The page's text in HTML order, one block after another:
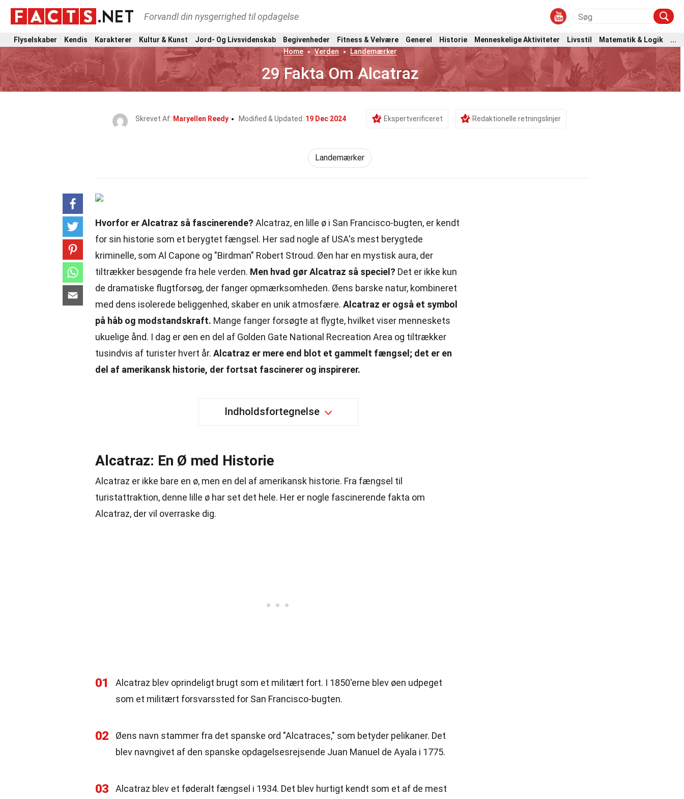
Forvandl din nysgerrighed til opdagelse
Flyselskaber Kendis Karakterer Kultur & Kunst Jord- Og Livsvidenskab Begivenheder Fitness & Velvære Generel Historie Menneskelige Aktiviteter Livsstil Matematik & Logik
...
Home
Verden Landemærker
29 Fakta Om Alcatraz
Skrevet Af: Maryellen Reedy Modified & Updated: 19 Dec 2024 Ekspertverificeret Redaktionelle retningslinjer
Landemærker
Hvorfor er Alcatraz så fascinerende? Alcatraz, en lille ø i San Francisco-bugten, er kendt
for sin historie som et berygtet fængsel. Her sad nogle af USA's mest berygtede
kriminelle, som Al Capone og "Birdman" Robert Stroud. Øen har en mystisk aura, der
tiltrækker besøgende fra hele verden. Men hvad gør Alcatraz så speciel? Det er ikke kun
de dramatiske flugtforsøg, der fanger opmærksomheden. Øens barske natur, kombineret
med dens isolerede beliggenhed, skaber en unik atmosfære. Alcatraz er også et symbol
på håb og modstandskraft. Mange fanger forsøgte at flygte, hvilket viser menneskets
ukuelige ånd. I dag er øen en del af Golden Gate National Recreation Area og tiltrækker
tusindvis af turister hvert år. Alcatraz er mere end blot et gammelt fængsel; det er en
del af amerikansk historie, der fortsat fascinerer og inspirerer.
Indholdsfortegnelse
Alcatraz: En Ø med Historie
Alcatraz er ikke bare en ø, men en del af amerikansk historie. Fra fængsel til
turistattraktion, denne lille ø har set det hele. Her er nogle fascinerende fakta om
Alcatraz, der vil overraske dig.
01
Alcatraz blev oprindeligt brugt som et militært fort. I 1850'erne blev øen udpeget
som et militært forsvarssted for San Francisco-bugten.
02
Øens navn stammer fra det spanske ord "Alcatraces," som betyder pelikaner. Det
blev navngivet af den spanske opdagelsesrejsende Juan Manuel de Ayala i 1775.
03
Alcatraz blev et føderalt fængsel i 1934. Det blev hurtigt kendt som et af de mest